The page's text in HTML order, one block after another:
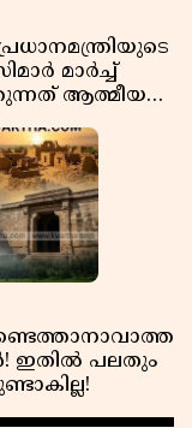
മാർച്ച്
ആത്മീയ
ഇതിൽ പലതും